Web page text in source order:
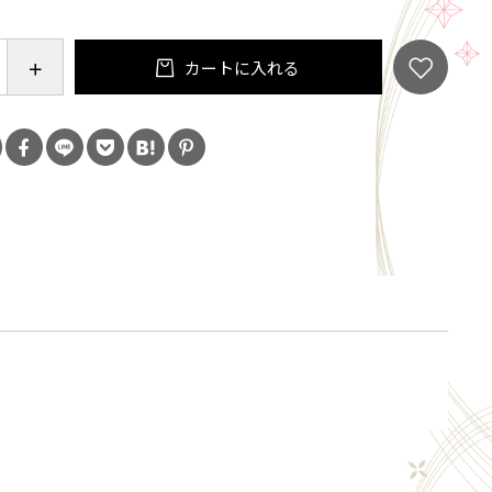
88㎜
〇、食洗機/〇、直火/×
手作り生産ですので、多少の違いはご了承下さい。
カートに入れる